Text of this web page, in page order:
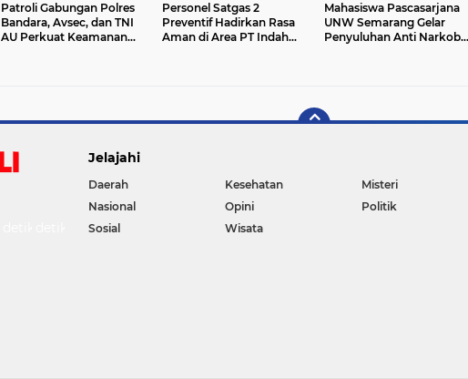
Patroli Gabungan Polres
Bandara, Avsec, dan TNI
AU Perkuat Keamanan
Personel Satgas 2
Preventif Hadirkan Rasa
Aman di Area PT Indah
Mahasiswa Pascasarjana
UNW Semarang Gelar
Penyuluhan Anti Narkoba
detikTravel
Jelajahi
Daerah Kesehatan Misteri
Nasional
Opini Politik
Sosial
Wisata